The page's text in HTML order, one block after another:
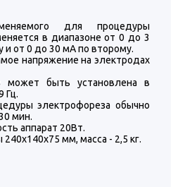
для процедуры
в диапазоне от 0 до 3
и от 0 до 30 мА по второму.
напряжение на электродах
может быть установлена в
Гц.
электрофореза обычно
мин.
аппарат 20Вт.
мм, масса - 2,5 кг.